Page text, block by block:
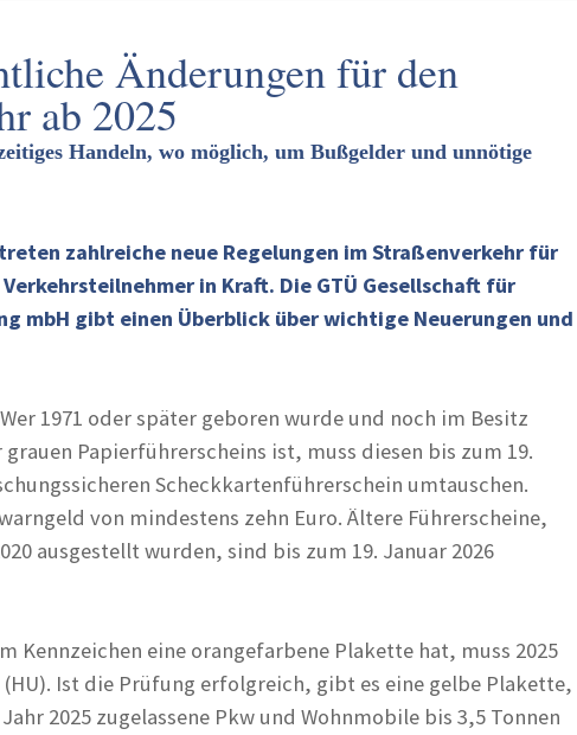
Änderungen für den
ab 2025
Handeln, wo möglich, um Bußgelder und unnötige
zahlreiche neue Regelungen im Straßenverkehr für
in Kraft. Die GTÜ Gesellschaft für
mbH gibt einen Überblick über wichtige Neuerungen und
1971 oder später geboren wurde und noch im Besitz
Papierführerscheins ist, muss diesen bis zum 19.
Scheckkartenführerschein umtauschen.
von mindestens zehn Euro. Ältere Führerscheine,
ausgestellt wurden, sind bis zum 19. Januar 2026
Kennzeichen eine orangefarbene Plakette hat, muss 2025
Ist die Prüfung erfolgreich, gibt es eine gelbe Plakette,
2025 zugelassene Pkw und Wohnmobile bis 3,5 Tonnen